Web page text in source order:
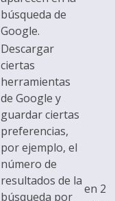
búsqueda de
Google.
Descargar
ciertas
herramientas
de Google y
guardar ciertas
preferencias,
por ejemplo, el
número de
resultados de la
búsqueda por
en 2